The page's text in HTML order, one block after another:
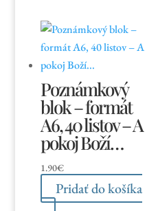
Poznámkový
blok – formát
A6, 40 listov – A
pokoj Boží…
1.90€
Pridať do košíka